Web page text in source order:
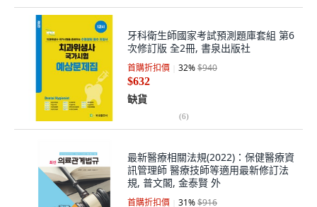
牙科衛生師國家考試預測題庫套組 第6
次修訂版 全2冊, 書泉出版社
首購折扣價 32%$940
$632
缺貨
(6)
最新醫療相關法規(2022)：保健醫療資
訊管理師 醫療技師等適用最新修訂法
規, 普文閣, 金泰賢 外
首購折扣價 31%$916